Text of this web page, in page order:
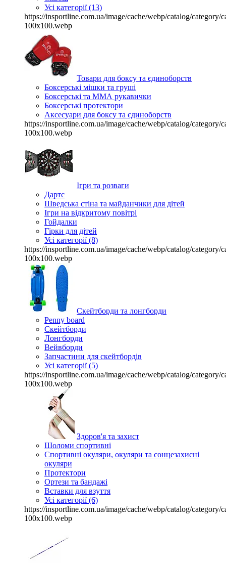
Усі категорії (13)
https://insportline.com.ua/image/cache/webp/catalog/category/
100x100.webp
Товари для боксу та єдиноборств
Боксерські мішки та груші
Боксерські та ММА рукавички
Боксерські протектори
Аксесуари для боксу та єдиноборств
https://insportline.com.ua/image/cache/webp/catalog/category/
100x100.webp
Ігри та розваги
Дартс
Шведська стіна та майданчики для дітей
Ігри на відкритому повітрі
Гойдалки
Гірки для дітей
Усі категорії (8)
https://insportline.com.ua/image/cache/webp/catalog/category/
100x100.webp
Скейтборди та лонгборди
Penny board
Скейтборди
Лонгборди
Вейвборди
Запчастини для скейтбордів
Усі категорії (5)
https://insportline.com.ua/image/cache/webp/catalog/category/
100x100.webp
Здоров'я та захист
Шоломи спортивні
Спортивні окуляри, окуляри та сонцезахисні
окуляри
Протектори
Ортези та бандажі
Вставки для взуття
Усі категорії (6)
https://insportline.com.ua/image/cache/webp/catalog/category/
100x100.webp